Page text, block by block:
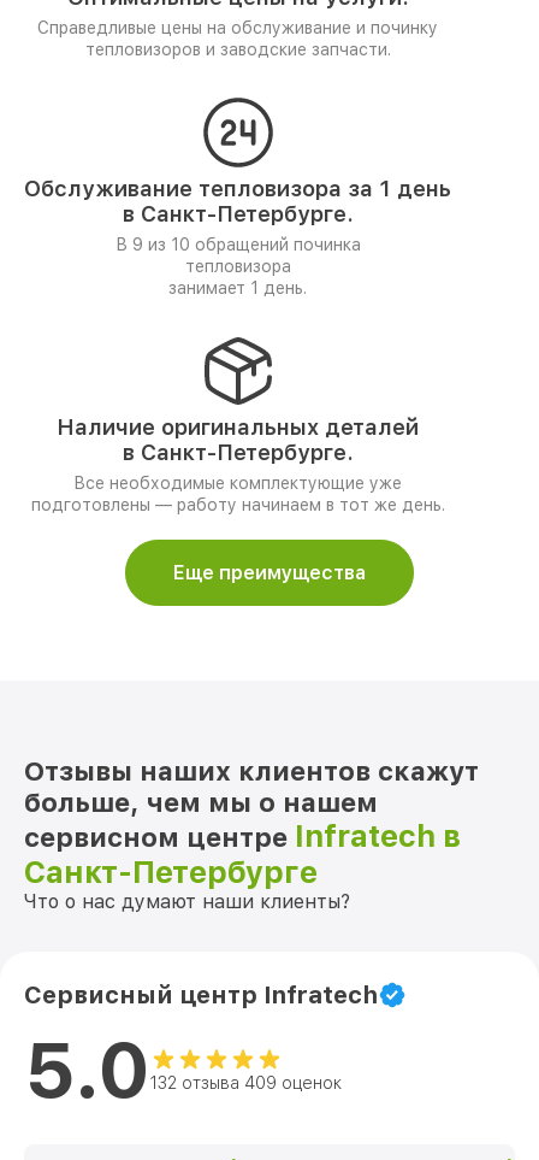
Справедливые цены на обслуживание и починку
тепловизоров и заводские запчасти.
Обслуживание тепловизора за 1 день
в Санкт-Петербурге.
В 9 из 10 обращений починка
тепловизора
занимает 1 день.
Наличие оригинальных деталей
в Санкт-Петербурге.
Все необходимые комплектующие уже
подготовлены — работу начинаем в тот же день.
Еще преимущества
Отзывы наших клиентов скажут
больше, чем мы о нашем
сервисном центре Infratech в
Санкт-Петербурге
Что о нас думают наши клиенты?
Сервисный центр Infratech
5.0 132 отзыва 409 оценок